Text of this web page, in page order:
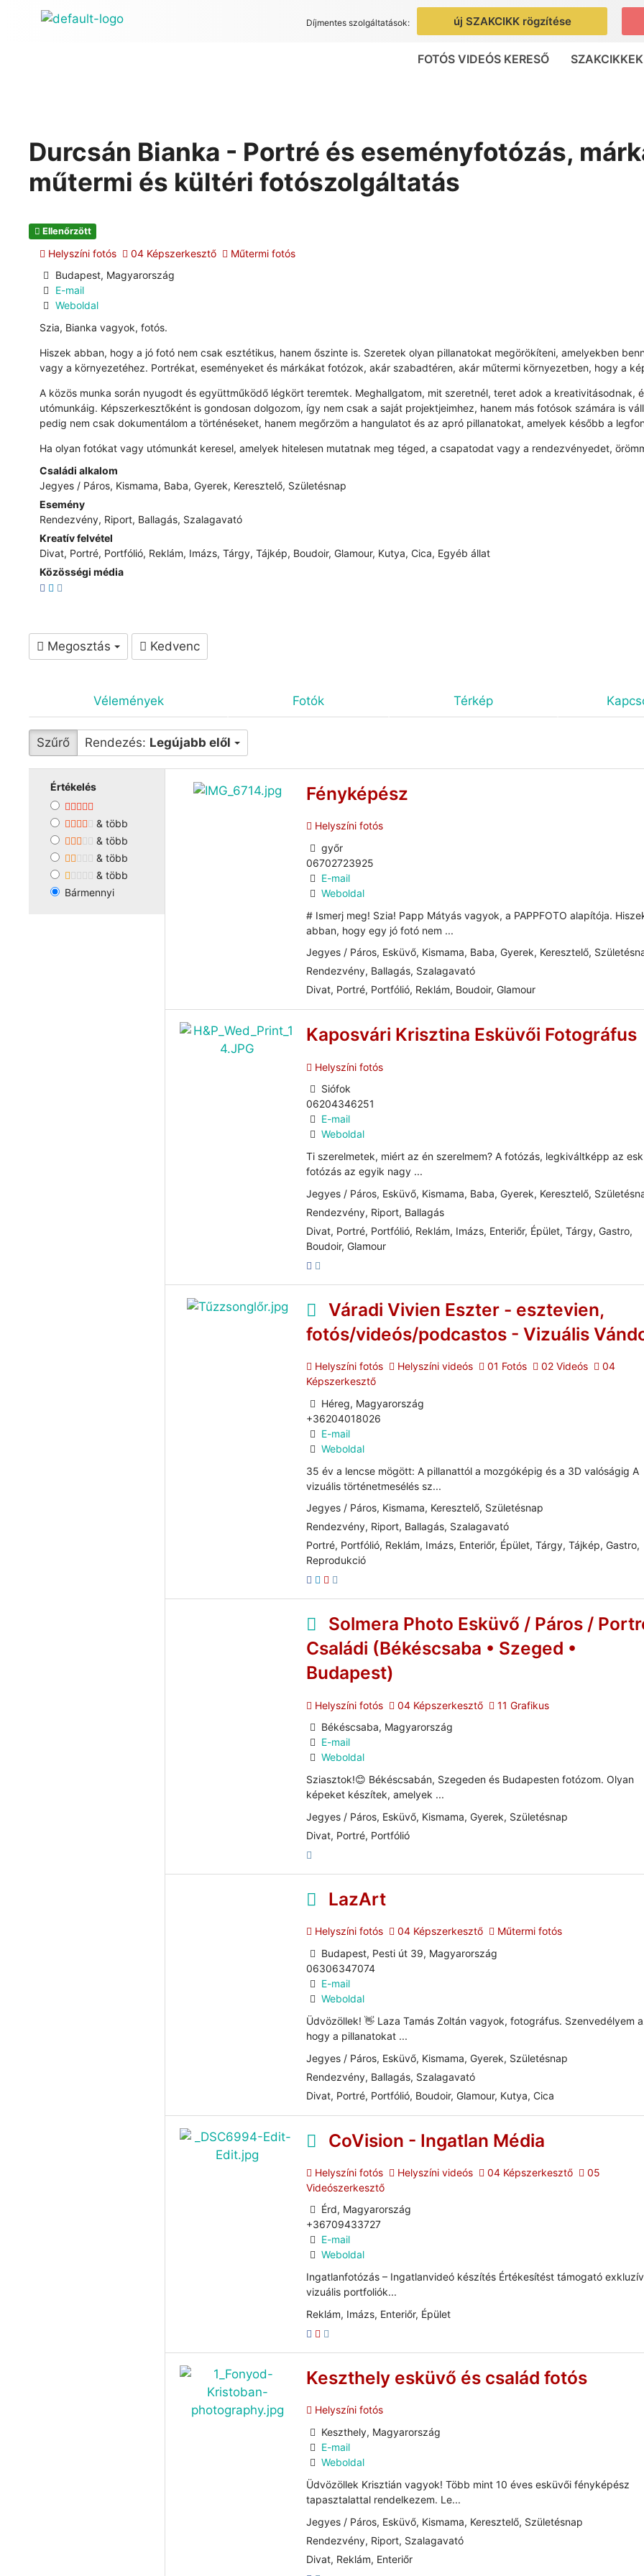
Díjmentes szolgáltatások: új SZAKCIKK rögzítése
FOTÓS VIDEÓS KERESŐ SZAKCIKKEK
Durcsán Bianka - Portré és eseményfotózás,
műtermi és kültéri fotószolgáltatás
Ellenőrzött
Helyszíni fotós 04 Képszerkesztő
Műtermi fotós
Budapest, Magyarország
E-mail
Weboldal
Szia, Bianka vagyok, fotós.
Hiszek abban, hogy a jó fotó nem csak esztétikus, hanem őszinte is. Szeretek olyan pillanatokat megörökíteni, amelyekben
vagy a környezetéhez. Portrékat, eseményeket és márkákat fotózok, akár szabadtéren, akár műtermi környezetben, hogy a
A közös munka során nyugodt és együttműködő légkört teremtek. Meghallgatom, mit szeretnél, teret adok a kreativitásodnak,
utómunkáig. Képszerkesztőként is gondosan dolgozom, így nem csak a saját projektjeimhez, hanem más fotósok számára is
pedig nem csak dokumentálom a történéseket, hanem megőrzöm a hangulatot és az apró pillanatokat, amelyek később a
Ha olyan fotókat vagy utómunkát keresel, amelyek hitelesen mutatnak meg téged, a csapatodat vagy a rendezvényedet,
Családi alkalom
Jegyes / Páros, Kismama, Baba, Gyerek, Keresztelő, Születésnap
Esemény
Rendezvény, Riport, Ballagás, Szalagavató
Kreatív felvétel
Divat, Portré, Portfólió, Reklám, Imázs, Tárgy, Tájkép, Boudoir, Glamour, Kutya, Cica, Egyéb állat
Közösségi média
Megosztás Kedvenc
Vélemények Fotók Térkép
Szűrő Rendezés: Legújabb elől
Értékelés
& több
& több
& több
& több
Bármennyi
Fényképész
Helyszíni fotós
győr
06702723925
E-mail
Weboldal
# Ismerj meg! Szia! Papp Mátyás vagyok, a PAPPFOTO alapítója.
abban, hogy egy jó fotó nem ...
Jegyes / Páros, Esküvő, Kismama, Baba, Gyerek, Keresztelő,
Rendezvény, Ballagás, Szalagavató
Divat, Portré, Portfólió, Reklám, Boudoir, Glamour
Kaposvári Krisztina Esküvői Fotográfus
Helyszíni fotós
Siófok
06204346251
E-mail
Weboldal
Ti szerelmetek, miért az én szerelmem? A fotózás, legkiváltképp az
fotózás az egyik nagy ...
Jegyes / Páros, Esküvő, Kismama, Baba, Gyerek, Keresztelő,
Rendezvény, Riport, Ballagás
Divat, Portré, Portfólió, Reklám, Imázs, Enteriőr, Épület, Tárgy, Gastro,
Boudoir, Glamour
Váradi Vivien Eszter - esztevien,
fotós/videós/podcastos - Vizuális
Helyszíni fotós Helyszíni videós 01 Fotós 02 Videós
04
Képszerkesztő
Héreg, Magyarország
+36204018026
E-mail
Weboldal
35 év a lencse mögött: A pillanattól a mozgóképig és a 3D valóságig A
vizuális történetmesélés sz...
Jegyes / Páros, Kismama, Keresztelő, Születésnap
Rendezvény, Riport, Ballagás, Szalagavató
Portré, Portfólió, Reklám, Imázs, Enteriőr, Épület, Tárgy, Tájkép, Gastro,
Reprodukció
Solmera Photo Esküvő / Páros /
Családi (Békéscsaba • Szeged •
Budapest)
Helyszíni fotós 04 Képszerkesztő
11 Grafikus
Békéscsaba, Magyarország
E-mail
Weboldal
Sziasztok!😊 Békéscsabán, Szegeden és Budapesten fotózom. Olyan
képeket készítek, amelyek ...
Jegyes / Páros, Esküvő, Kismama, Gyerek, Születésnap
Divat, Portré, Portfólió
LazArt
Helyszíni fotós 04 Képszerkesztő
Műtermi fotós
Budapest, Pesti út 39, Magyarország
06306347074
E-mail
Weboldal
Üdvözöllek! 👋 Laza Tamás Zoltán vagyok, fotográfus. Szenvedélyem
hogy a pillanatokat ...
Jegyes / Páros, Esküvő, Kismama, Gyerek, Születésnap
Rendezvény, Ballagás, Szalagavató
Divat, Portré, Portfólió, Boudoir, Glamour, Kutya, Cica
CoVision - Ingatlan Média
Helyszíni fotós Helyszíni videós 04 Képszerkesztő
05
Videószerkesztő
Érd, Magyarország
+36709433727
E-mail
Weboldal
Ingatlanfotózás – Ingatlanvideó készítés Értékesítést támogató exkluzív
vizuális portfoliók...
Reklám, Imázs, Enteriőr, Épület
Keszthely esküvő és család fotós
Helyszíni fotós
Keszthely, Magyarország
E-mail
Weboldal
Üdvözöllek Krisztián vagyok! Több mint 10 éves esküvői fényképész
tapasztalattal rendelkezem. Le...
Jegyes / Páros, Esküvő, Kismama, Keresztelő, Születésnap
Rendezvény, Riport, Szalagavató
Divat, Reklám, Enteriőr